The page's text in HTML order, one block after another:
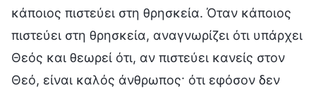
κάποιος πιστεύει στη θρησκεία. Όταν κάποιος
πιστεύει στη θρησκεία, αναγνωρίζει ότι υπάρχει
Θεός και θεωρεί ότι, αν πιστεύει κανείς στον
Θεό, είναι καλός άνθρωπος· ότι εφόσον δεν